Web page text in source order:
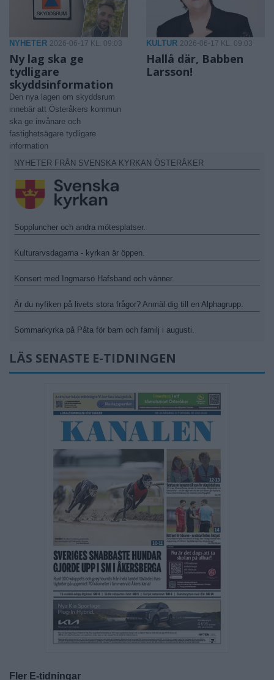
NYHETER 2026-06-17 KL. 09:03
Ny lag ska ge
tydligare
skyddsinformation
Den nya lagen om skyddsrum
innebär att Österåkers kommun
ska ge invånare och
fastighetsägare tydligare
information
KULTUR 2026-06-17 KL. 09:03
Hallå där, Babben
Larsson!
NYHETER FRÅN SVENSKA KYRKAN ÖSTERÅKER
Soppluncher och andra mötesplatser.
Kulturarvsdagarna - kyrkan är öppen.
Konsert med Ingmarsö Hafsband och vänner.
Är du nyfiken på livets stora frågor? Anmäl dig till en Alphagrupp.
Sommarkyrka på Påta för barn och familj i augusti.
LÄS SENASTE E-TIDNINGEN
Fler E-tidningar